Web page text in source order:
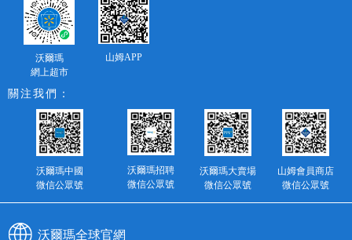
沃爾瑪
網上超市
山姆APP
關注我們：
沃爾瑪中國
微信公眾號
沃爾瑪招聘
微信公眾號
沃爾瑪大賣場
微信公眾號
山姆會員商店
微信公眾號
沃爾瑪全球官網